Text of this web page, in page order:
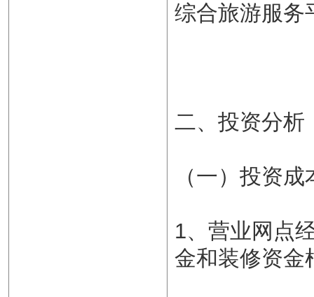
综合旅游服务
二、投资分析
（一）投资成
1、营业网点
金和装修资